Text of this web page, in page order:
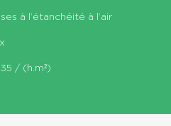
à l’étanchéité à l’air
/ (h.m²)